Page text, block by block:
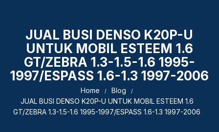
JUAL BUSI DENSO K20P-U
UNTUK MOBIL ESTEEM 1.6
GT/ZEBRA 1.3-1.5-1.6 1995-
1997/ESPASS 1.6-1.3 1997-2006
Home
Blog
JUAL BUSI DENSO K20P-U UNTUK MOBIL ESTEEM 1.6
GT/ZEBRA 1.3-1.5-1.6 1995-1997/ESPASS 1.6-1.3 1997-2006